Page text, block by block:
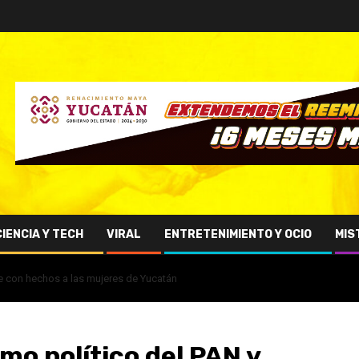
Y TECH VIRAL ENTRETENIMIENTO Y OCIO
hechos a las mujeres de Yucatán